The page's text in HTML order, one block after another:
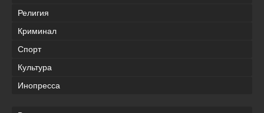
Религия
Криминал
Спорт
Культура
Инопресса